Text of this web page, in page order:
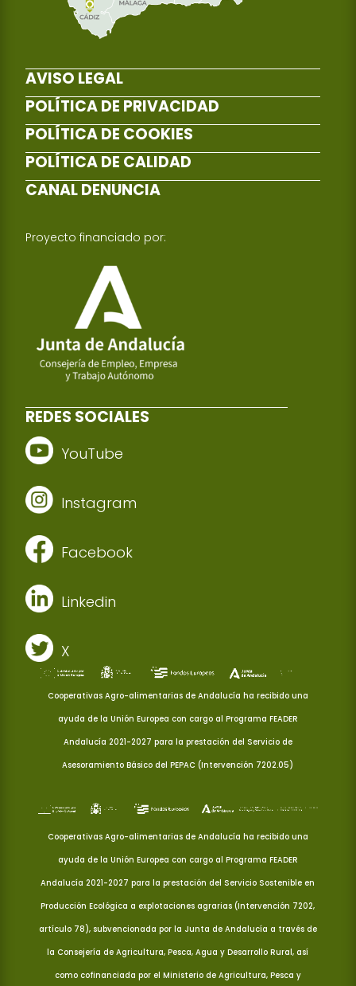
AVISO LEGAL
POLÍTICA DE PRIVACIDAD
POLÍTICA DE COOKIES
POLÍTICA DE CALIDAD
CANAL DENUNCIA
Proyecto financiado por:
REDES SOCIALES
YouTube
Instagram
Facebook
Linkedin
X
Cooperativas Agro-alimentarias de Andalucía ha recibido una
ayuda de la Unión Europea con cargo al Programa FEADER
Andalucía 2021-2027 para la prestación del Servicio de
Asesoramiento Básico del PEPAC (Intervención 7202.05)
Cooperativas Agro-alimentarias de Andalucía ha recibido una
ayuda de la Unión Europea con cargo al Programa FEADER
Andalucía 2021-2027 para la prestación del Servicio Sostenible en
Producción Ecológica a explotaciones agrarias (Intervención 7202,
artículo 78), subvencionada por la Junta de Andalucía a través de
la Consejería de Agricultura, Pesca, Agua y Desarrollo Rural, así
como cofinanciada por el Ministerio de Agricultura, Pesca y